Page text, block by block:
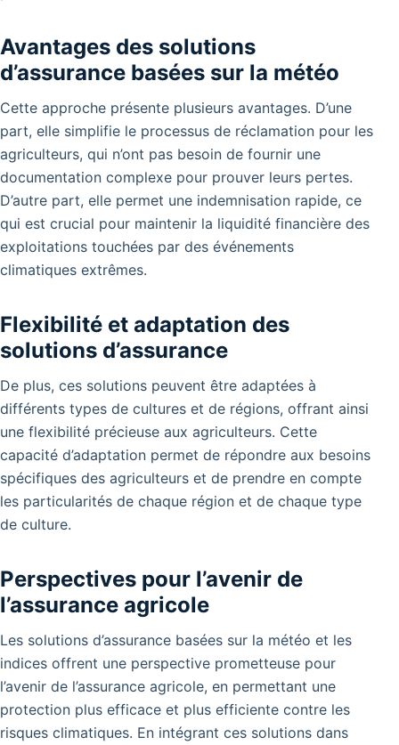
Avantages des solutions
d’assurance basées sur la météo
Cette approche présente plusieurs avantages. D’une
part, elle simplifie le processus de réclamation pour les
agriculteurs, qui n’ont pas besoin de fournir une
documentation complexe pour prouver leurs pertes.
D’autre part, elle permet une indemnisation rapide, ce
qui est crucial pour maintenir la liquidité financière des
exploitations touchées par des événements
climatiques extrêmes.
Flexibilité et adaptation des
solutions d’assurance
De plus, ces solutions peuvent être adaptées à
différents types de cultures et de régions, offrant ainsi
une flexibilité précieuse aux agriculteurs. Cette
capacité d’adaptation permet de répondre aux besoins
spécifiques des agriculteurs et de prendre en compte
les particularités de chaque région et de chaque type
de culture.
Perspectives pour l’avenir de
l’assurance agricole
Les solutions d’assurance basées sur la météo et les
indices offrent une perspective prometteuse pour
l’avenir de l’assurance agricole, en permettant une
protection plus efficace et plus efficiente contre les
risques climatiques. En intégrant ces solutions dans